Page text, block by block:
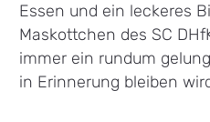
Essen und ein leckeres
Maskottchen des SC
immer ein rundum
in Erinnerung bleiben